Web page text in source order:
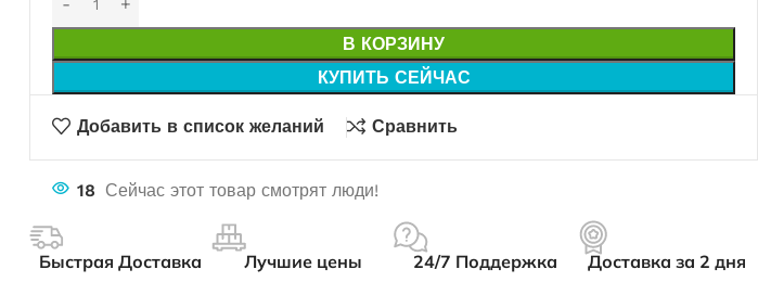
В КОРЗИНУ
КУПИТЬ СЕЙЧАС
Добавить в список желаний Сравнить
18 Сейчас этот товар смотрят люди!
Быстрая Доставка Лучшие цены 24/7 Поддержка Доставка за 2 дня